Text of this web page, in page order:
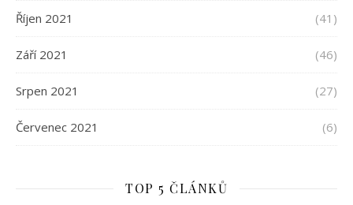
Říjen 2021 (41)
Září 2021 (46)
Srpen 2021 (27)
Červenec 2021 (6)
TOP 5 ČLÁNKŮ